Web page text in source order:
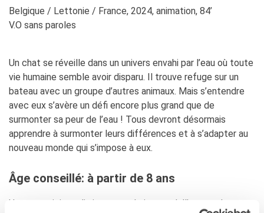
Coopération universitaire
Séjours linguistiques en
PARTENARIATS
Louer nos espaces
Le cercle des amis
QUI SOMMES-NOUS ?
Contatti
L'Institut français Italia
Notre équipe
Belgique / Lettonie / France, 2024, animation, 84’
V.O sans paroles
Un chat se réveille dans un univers envahi par l’eau où toute
vie humaine semble avoir disparu. Il trouve refuge sur un
bateau avec un groupe d’autres animaux. Mais s’entendre
avec eux s’avère un défi encore plus grand que de
surmonter sa peur de l’eau ! Tous devront désormais
apprendre à surmonter leurs différences et à s’adapter au
nouveau monde qui s’impose à eux.
Âge conseillé: à partir de 8 ans
Un gatto si risveglia in un mondo invaso dall’acqua, dove